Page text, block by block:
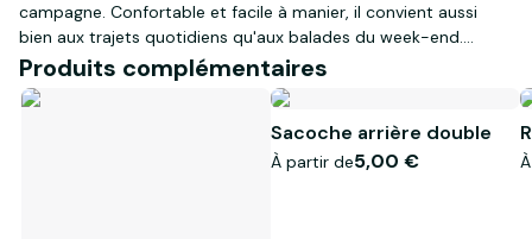
campagne. Confortable et facile à manier, il convient aussi
bien aux trajets quotidiens qu'aux balades du week-end.
⬆️ Taille : 1.65 à 1.90 cm
Produits complémentaires
Sacoche arrière double
À partir de5,00 €